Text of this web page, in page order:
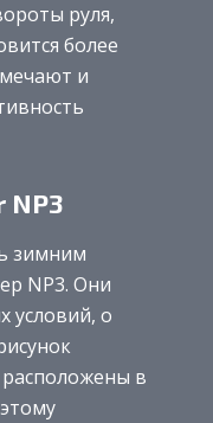
руля,
более
и
NP3
зимним
NP3. Они
условий, о
в